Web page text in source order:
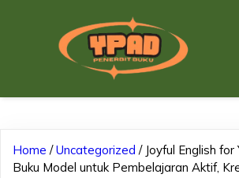
Home /Uncategorized / Joyful English for
Buku Model untuk Pembelajaran Aktif,